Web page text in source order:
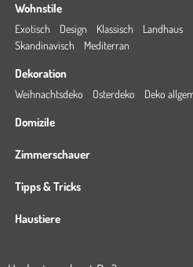
Wohnstile
Exotisch Design Klassisch Landhaus
Skandinavisch
Mediterran
Dekoration
Weihnachtsdeko Osterdeko Deko
Domizile
Zimmerschauer
Tipps & Tricks
Haustiere